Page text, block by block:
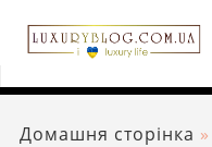
Домашня сторінка »